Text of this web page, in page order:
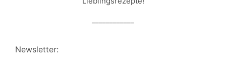
Newsletter: